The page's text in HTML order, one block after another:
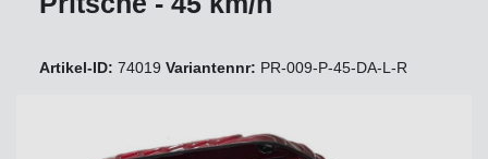
Artikel-ID: 74019 Variantennr: PR-009-P-45-DA-L-R